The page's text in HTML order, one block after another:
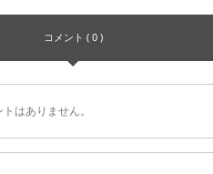
コメント ( 0 )
はありません。